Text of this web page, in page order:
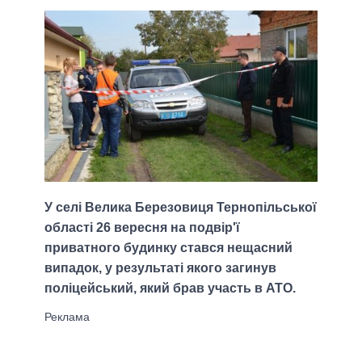
У селі Велика Березовиця Тернопільської
області 26 вересня на подвір'ї
приватного будинку стався нещасний
випадок, у результаті якого загинув
поліцейський, який брав участь в АТО.